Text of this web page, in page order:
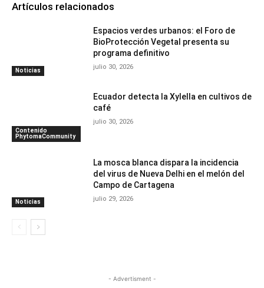
Artículos relacionados
Noticias
Espacios verdes urbanos: el Foro de
BioProtección Vegetal presenta su
programa definitivo
julio 30, 2026
Contenido
PhytomaCommunity
Ecuador detecta la Xylella en cultivos de
café
julio 30, 2026
Noticias
La mosca blanca dispara la incidencia
del virus de Nueva Delhi en el melón del
Campo de Cartagena
julio 29, 2026
- Advertisment -